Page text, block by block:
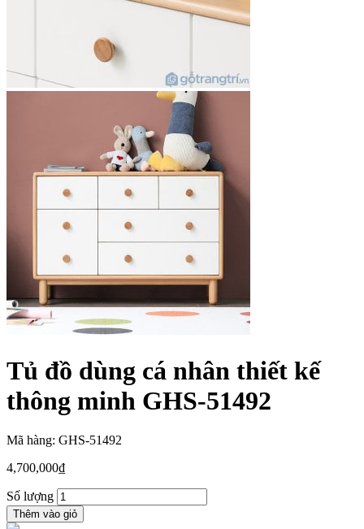
Tủ đồ dùng cá nhân thiết kế
thông minh GHS-51492
Mã hàng: GHS-51492
4,700,000₫
Số lượng
Thêm vào giỏ